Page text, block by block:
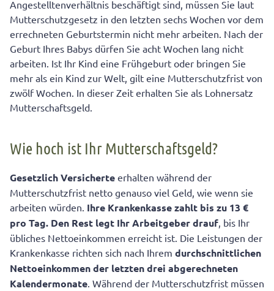
Regelungen zum Mutterschaftsgeld für Arbeitslose,
Minijobberinnen und Hausfrauen
Das müssen Sie beim Antrag für Mutterschaftsgeld
beachten
Angestelltenverhältnis beschäftigt sind, müssen Sie laut
Mutterschutzgesetz in den letzten sechs Wochen vor dem
errechneten Geburtstermin nicht mehr arbeiten. Nach der
Geburt Ihres Babys dürfen Sie acht Wochen lang nicht
arbeiten. Ist Ihr Kind eine Frühgeburt oder bringen Sie
mehr als ein Kind zur Welt, gilt eine Mutterschutzfrist von
zwölf Wochen. In dieser Zeit erhalten Sie als Lohnersatz
Mutterschaftsgeld.
Wie hoch ist Ihr Mutterschaftsgeld?
Gesetzlich Versicherte erhalten während der
Mutterschutzfrist netto genauso viel Geld, wie wenn sie
arbeiten würden. Ihre Krankenkasse zahlt bis zu 13 €
pro Tag. Den Rest legt Ihr Arbeitgeber drauf, bis Ihr
übliches Nettoeinkommen erreicht ist. Die Leistungen der
Krankenkasse richten sich nach Ihrem durchschnittlichen
Nettoeinkommen der letzten drei abgerechneten
Kalendermonate. Während der Mutterschutzfrist müssen